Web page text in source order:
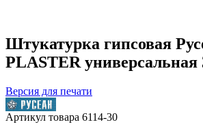
Штукатурка гипсовая
PLASTER универсальная
Версия для печати
Артикул товара 6114-30